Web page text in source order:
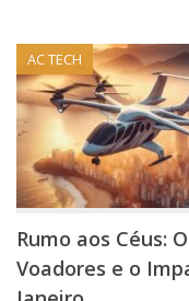
AC TECH
Rumo aos Céus:
Voadores e o